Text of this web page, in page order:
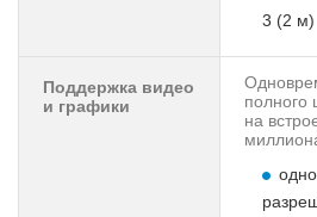
3 (2 м)
Поддержка видео
и графики
полного
на